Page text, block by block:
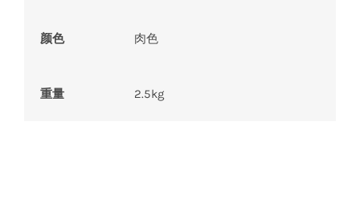
颜色 肉色
重量 2.5kg